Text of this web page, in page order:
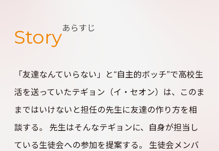
Storyあらすじ
「友達なんていらない」と“自主的ボッチ”で高校生
活を送っていたテギョン（イ・セオン）は、このま
まではいけないと担任の先生に友達の作り方を相
談する。 先生はそんなテギョンに、自身が担当し
ている生徒会への参加を提案する。 生徒会メンバ